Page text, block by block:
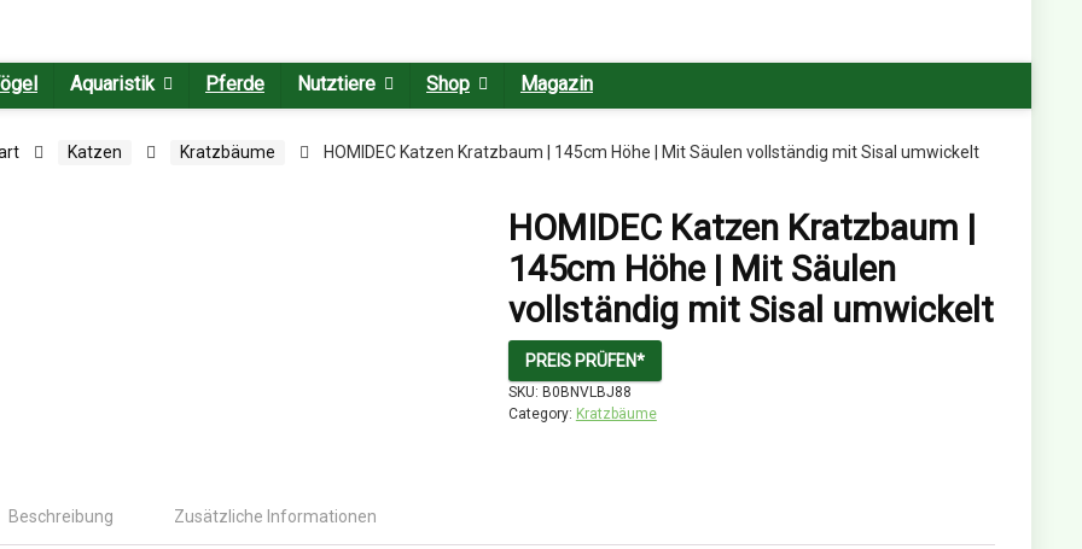
Aquaristik Pferde Nutztiere Shop Magazin
Katzen Kratzbäume HOMIDEC Katzen Kratzbaum | 145cm Höhe | Mit Säulen vollständig mit Sisal umwickelt
HOMIDEC Katzen Kratzbaum |
145cm Höhe | Mit Säulen
vollständig mit Sisal umwickelt
PREIS PRÜFEN*
SKU: B0BNVLBJ88
Category: Kratzbäume
Beschreibung Zusätzliche Informationen